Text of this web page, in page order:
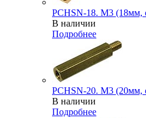
PCHSN-18. M3 (18мм,
В наличии
Подробнее
PCHSN-20. M3 (20мм,
В наличии
Подробнее